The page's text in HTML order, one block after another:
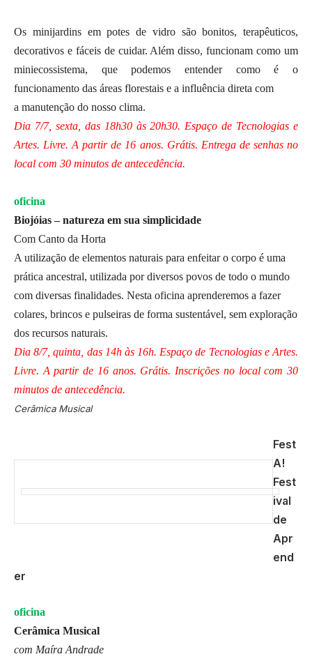
Os minijardins em potes de vidro são bonitos, terapêuticos,
decorativos e fáceis de cuidar. Além disso, funcionam como um
miniecossistema, que podemos entender como é o
funcionamento das áreas florestais e a influência direta com
a manutenção do nosso clima.
Dia 7/7, sexta, das 18h30 às 20h30. Espaço de Tecnologias e
Artes. Livre. A partir de 16 anos. Grátis. Entrega de senhas no
local com 30 minutos de antecedência.
oficina
Biojóias – natureza em sua simplicidade
Com Canto da Horta
A utilização de elementos naturais para enfeitar o corpo é uma
prática ancestral, utilizada por diversos povos de todo o mundo
com diversas finalidades. Nesta oficina aprenderemos a fazer
colares, brincos e pulseiras de forma sustentável, sem exploração
dos recursos naturais.
Dia 8/7, quinta, das 14h às 16h. Espaço de Tecnologias e Artes.
Livre. A partir de 16 anos. Grátis. Inscrições no local com 30
minutos de antecedência.
Cerâmica Musical
Fest
A!
Fest
ival
de
Apr
end
er
oficina
Cerâmica Musical
com Maíra Andrade